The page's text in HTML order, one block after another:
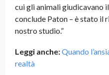
cui gli animali giudicavano
conclude Paton – è stato il
nostro studio.”
Leggi anche:Quando
realtà